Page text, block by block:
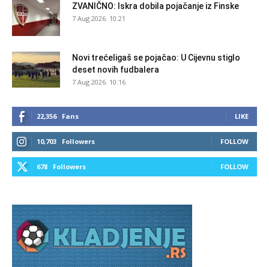
ZVANIČNO: Iskra dobila pojačanje iz Finske
7 Aug 2026. 10:21
Novi trećeligaš se pojačao: U Cijevnu stiglo
deset novih fudbalera
7 Aug 2026. 10:16
22,356 Fans LIKE
10,703 Followers FOLLOW
678 Followers FOLLOW